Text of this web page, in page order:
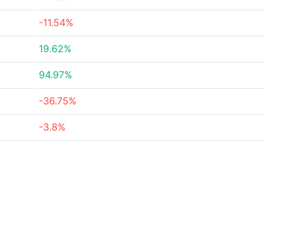
-11.54%
19.62%
94.97%
-36.75%
-3.8%